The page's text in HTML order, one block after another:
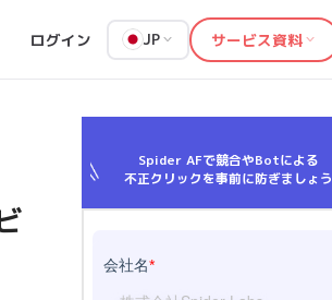
ログイン JP サービス資料
Spider AFで競合やBotによる
不正クリックを事前に防ぎましょう